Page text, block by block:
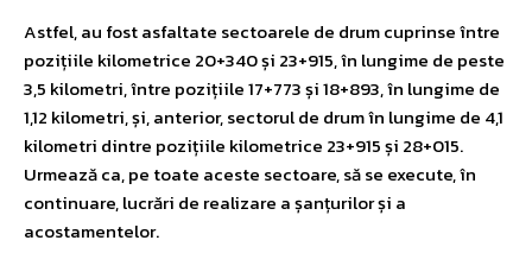
Astfel, au fost asfaltate sectoarele de drum cuprinse între
pozițiile kilometrice 20+340 și 23+915, în lungime de peste
3,5 kilometri, între pozițiile 17+773 și 18+893, în lungime de
1,12 kilometri, și, anterior, sectorul de drum în lungime de 4,1
kilometri dintre pozițiile kilometrice 23+915 și 28+015.
Urmează ca, pe toate aceste sectoare, să se execute, în
continuare, lucrări de realizare a șanțurilor și a
acostamentelor.